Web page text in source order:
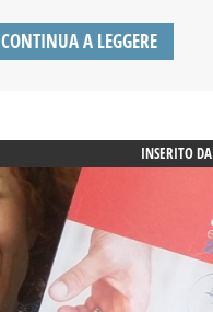
CONTINUA A LEGGERE
INSERITO DA